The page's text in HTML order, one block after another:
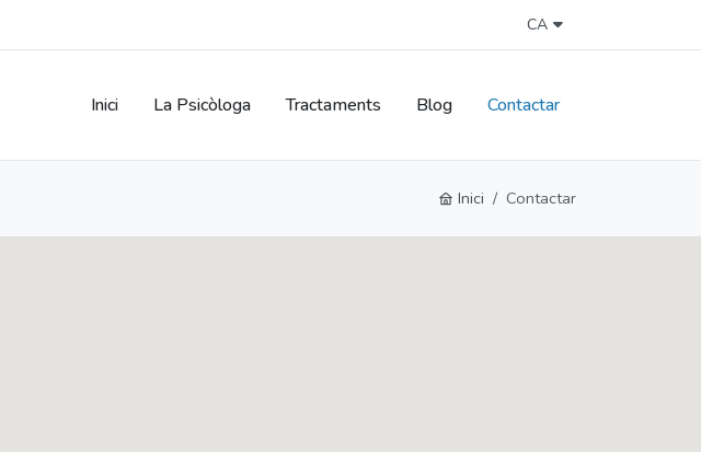
CA
Inici La Psicòloga Tractaments Blog Contactar
Inici Contactar